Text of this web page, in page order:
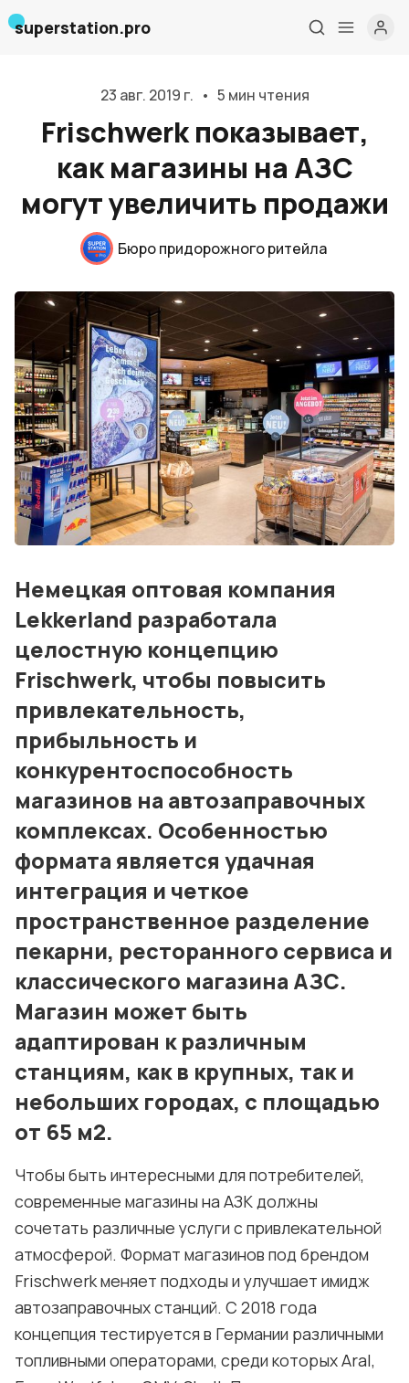
Главная
О нас
Дизайн и проектирование
Консалтинг и обучение
Блог
События
Контакты
Лучшие АЗС мира
Мнения
Видео
Подписка
Условия использования материалов
Политика конфиденциальности и cookie
superstation.pro
23 авг. 2019 г. • 5 мин чтения
Frischwerk показывает,
как магазины на АЗС
могут увеличить продажи
Бюро придорожного ритейла
Немецкая оптовая компания
Lekkerland разработала
целостную концепцию
Frischwerk, чтобы повысить
привлекательность,
прибыльность и
конкурентоспособность
магазинов на автозаправочных
комплексах. Особенностью
формата является удачная
интеграция и четкое
пространственное разделение
пекарни, ресторанного сервиса и
классического магазина АЗС.
Магазин может быть
адаптирован к различным
станциям, как в крупных, так и
небольших городах, с площадью
от 65 м2.
Чтобы быть интересными для потребителей,
современные магазины на АЗК должны
сочетать различные услуги с привлекательной
атмосферой. Формат магазинов под брендом
Frischwerk меняет подходы и улучшает имидж
автозаправочных станций. С 2018 года
концепция тестируется в Германии различными
топливными операторами, среди которых Aral,